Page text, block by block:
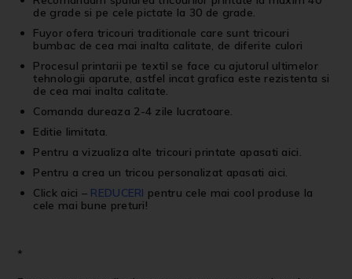
de grade si pe cele pictate la 30 de grade.
Fuyor ofera tricouri traditionale care sunt tricouri
bumbac de cea mai inalta calitate, de diferite culori
Procesul printarii pe textil se face cu ajutorul ultimelor
tehnologii aparute, astfel incat grafica este rezistenta si
de cea mai inalta calitate.
Comanda dureaza 2-4 zile lucratoare.
Editie limitata.
Pentru a vizualiza alte tricouri printate apasati aici.
Pentru a crea un tricou personalizat apasati aici.
Click aici – REDUCERI pentru cele mai cool produse la
cele mai bune preturi!
*